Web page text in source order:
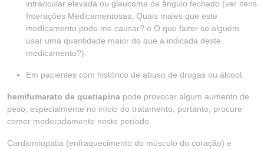
intraocular elevada ou glaucoma de ângulo fechado (ver itens
Interações Medicamentosas, Quais males que este
medicamento pode me causar? e O que fazer se alguém
usar uma quantidade maior do que a indicada deste
medicamento?).
Em pacientes com histórico de abuso de drogas ou álcool.
hemifumarato de quetiapina pode provocar algum aumento de
peso, especialmente no início do tratamento, portanto, procure
comer moderadamente neste período.
Cardiomiopatia (enfraquecimento do músculo do coração) e